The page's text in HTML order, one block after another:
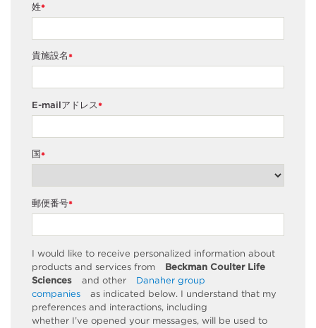
*
姓
*
貴施設名
*
E-mailアドレス
*
国
*
郵便番号
I would like to receive personalized information about
products and services from
Beckman Coulter Life
Sciences
and other
Danaher group
companies
as indicated below. I understand that my
preferences and interactions, including
whether I’ve opened your messages, will be used to